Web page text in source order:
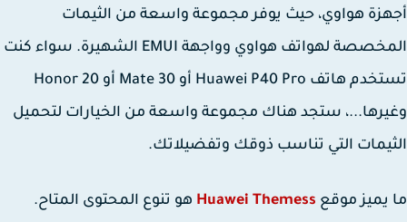
هواوي، حيث يوفر مجموعة واسعة من الثيمات
المخصصة لهواتف هواوي وواجهة EMUI الشهيرة. سواء كنت
تستخدم هاتف Huawei P40 Pro أو Mate 30 أو Honor 20
ستجد هناك مجموعة واسعة من الخيارات لتحميل
التي تناسب ذوقك وتفضيلاتك.
يميز موقعHuawei Themessهو تنوع المحتوى المتاح.